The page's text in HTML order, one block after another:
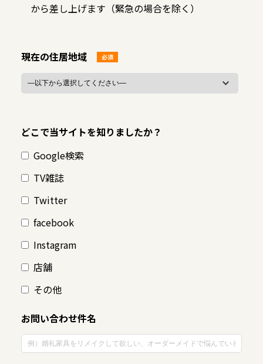
から差し上げます（緊急の場合を除く）
現在の住居地域 必須
どこで当サイトを知りましたか？
Google検索
TV雑誌
Twitter
facebook
Instagram
店舗
その他
お問い合わせ件名